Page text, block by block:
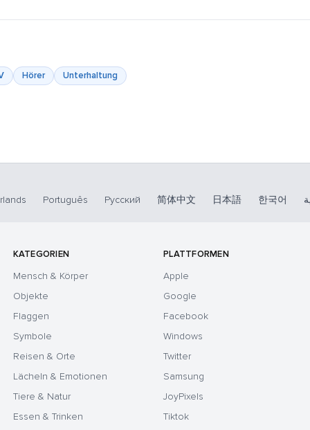
Hörer Unterhaltung
Português Русский 简体中文 日本語 한국어
KATEGORIEN
Mensch & Körper
Objekte
Flaggen
Symbole
Reisen & Orte
Lächeln & Emotionen
Tiere & Natur
Essen & Trinken
PLATTFORMEN
Apple
Google
Facebook
Windows
Twitter
Samsung
JoyPixels
Tiktok